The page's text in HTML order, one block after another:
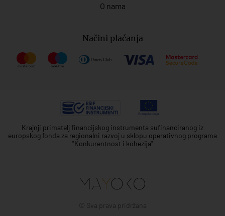
O nama
Načini plaćanja
Krajnji primatelj financijskog instrumenta sufinanciranog iz
europskog fonda za regionalni razvoj u sklopu operativnog programa
"Konkurentnost i kohezija"
© Sva prava pridržana